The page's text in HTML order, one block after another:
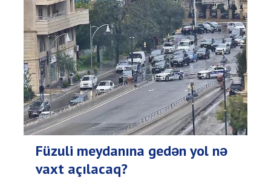
Füzuli meydanına gedən yol nə
vaxt açılacaq?